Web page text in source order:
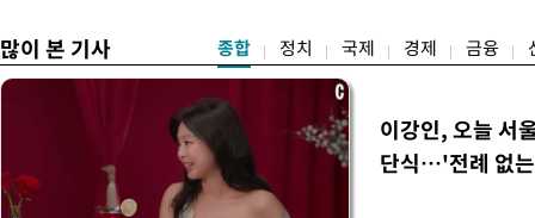
많이 본 기사 종합 정치 국제 경제 금융
이강인, 오늘 서
단식…'전례 없